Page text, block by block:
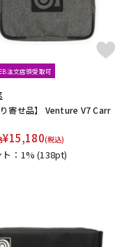
電子ピアノ
エフェクター
DTM
注文店頭受取可
り寄せ品】 Venture V7 Carr
¥15,180(税込)
ト：1%(138pt)